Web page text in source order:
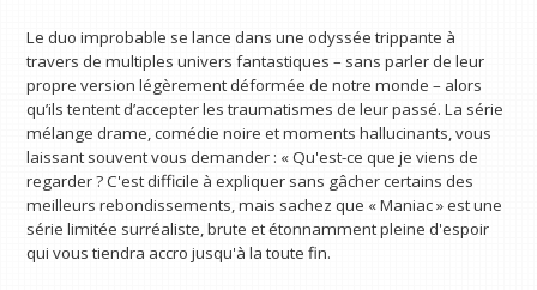
Le duo improbable se lance dans une odyssée trippante à
travers de multiples univers fantastiques – sans parler de leur
propre version légèrement déformée de notre monde – alors
qu’ils tentent d’accepter les traumatismes de leur passé. La série
mélange drame, comédie noire et moments hallucinants, vous
laissant souvent vous demander : « Qu'est-ce que je viens de
regarder ? C'est difficile à expliquer sans gâcher certains des
meilleurs rebondissements, mais sachez que « Maniac » est une
série limitée surréaliste, brute et étonnamment pleine d'espoir
qui vous tiendra accro jusqu'à la toute fin.